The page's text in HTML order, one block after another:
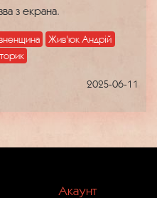
з екрана.
Жив'юк Андрій
2025-06-11
Акаунт